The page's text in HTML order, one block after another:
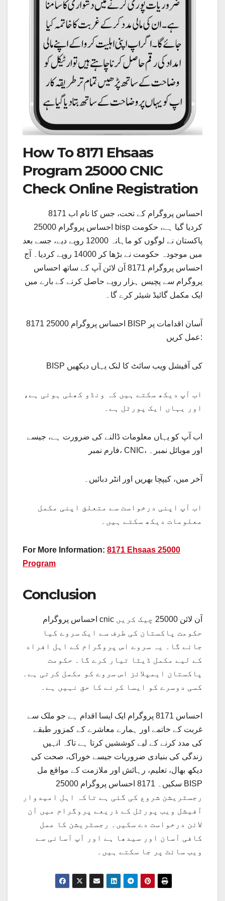
How To 8171 Ehsaas
Program 25000 CNIC
Check Online Registration
احساس پروگرام کے تحت، جس کا نام اب 8171
احساس پروگرام 25000 bisp کردیا گیا ہے، حکومت
پاکستان نے لوگوں کو ماہانہ 12000 روپے دیے، جسے بعد
میں موجودہ حکومت نے بڑھا کر 14000 روپے کردیا۔ آج
احساس پروگرام 8171 آن لائن آپ کے ساتھ احساس
پروگرام سے پچیس ہزار روپے حاصل کرنے کے بارے میں
ایک مکمل گائیڈ شیئر کرے گا۔
8171 احساس پروگرام 25000 BISP آسان اقدامات پر
عمل کریں:
BISP کی آفیشل ویب سائٹ کا لنک یہاں دیکھیں
اب آپ دیکھ سکتے ہیں کہ ونڈو کھلی ہوئی ہے،
اور یہاں ایک پورٹل ہے۔
اب آپ کو یہاں معلومات ڈالنے کی ضرورت ہے، جیسے
فارم نمبر، CNIC، اور موبائل نمبر۔
آخر میں، کیپچا بھریں اور انٹر دبائیں۔
اب آپ اپنی درخواست سے متعلق اپنی مکمل
معلومات دیکھ سکتے ہیں۔
For More Information: 8171 Ehsaas 25000
Program
Conclusion
احساس پروگرام cnic آن لائن 25000 چیک کریں
حکومت پاکستان کی طرف سے ایک سروے کیا
جائے گا۔ یہ سروے اس پروگرام کے اہل افراد
کے لیے مکمل ڈیٹا تیار کرے گا۔ حکومت
پاکستان ایمپلائز اس سروے کو مکمل کرتی ہے۔
کسی دوسرے کو ایسا کرنے کا حق نہیں ہے۔
احساس 8171 پروگرام ایک ایسا اقدام ہے جو ملک سے
غربت کے خاتمے اور ہمارے معاشرے کے کمزور طبقے
کی مدد کرنے کے لیے کوششیں کرتا ہے تاکہ انہیں
زندگی کی بنیادی ضروریات جیسے خوراک، صحت کی
دیکھ بھال، تعلیم، رہائش اور ملازمت کے مواقع مل
سکیں۔ 8171 احساس پروگرام 25000 BISP
رجسٹریشن شروع کی گئی ہے تاکہ اہل امیدوار
آفیشل ویب پورٹل کے ذریعے پروگرام میں آن
لائن درخواست دے سکیں۔ رجسٹریشن کا عمل
کافی آسان اور سیدھا ہے اور آپ آسانی سے
ویب سائٹ پر جا سکتے ہیں۔